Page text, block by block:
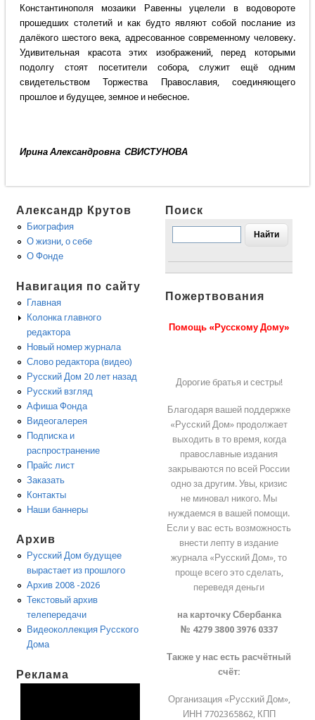
Константинополя мозаики Равенны уцелели в водовороте
прошедших столетий и как будто являют собой послание из
далёкого шестого века, адресованное современному человеку.
Удивительная красота этих изображений, перед которыми
подолгу стоят посетители собора, служит ещё одним
свидетельством Торжества Православия, соединяющего
прошлое и будущее, земное и небесное.
Ирина Александровна СВИСТУНОВА
Александр Крутов
Биография
О жизни, о себе
О Фонде
Навигация по сайту
Главная
Колонка главного
редактора
Новый номер журнала
Слово редактора (видео)
Русский Дом 20 лет назад
Русский взгляд
Афиша Фонда
Видеогалерея
Подписка и
распространение
Прайс лист
Заказать
Контакты
Наши баннеры
Архив
Русский Дом будущее
вырастает из прошлого
Архив 2008 -2026
Текстовый архив
телепередачи
Видеоколлекция Русского
Дома
Реклама
Поиск
Пожертвования
Помощь «Русскому Дому»
Дорогие братья и сестры!
Благодаря вашей поддержке
«Русский Дом» продолжает
выходить в то время, когда
православные издания
закрываются по всей России
одно за другим. Увы, кризис
не миновал никого. Мы
нуждаемся в вашей помощи.
Если у вас есть возможность
внести лепту в издание
журнала «Русский Дом», то
проще всего это сделать,
переведя деньги
на карточку Сбербанка
№ 4279 3800 3976 0337
Также у нас есть расчётный
счёт:
Организация «Русский Дом»,
ИНН 7702365862, КПП